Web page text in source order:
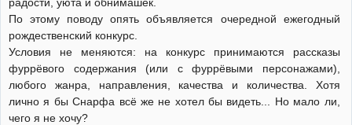
По этому поводу опять объявляется очередной ежегодный
рождественский конкурс.
Условия не меняются: на конкурс принимаются рассказы
фуррёвого содержания (или с фуррёвыми персонажами),
любого жанра, направления, качества и количества. Хотя
лично я бы Снарфа всё же не хотел бы видеть... Но мало ли,
чего я не хочу?